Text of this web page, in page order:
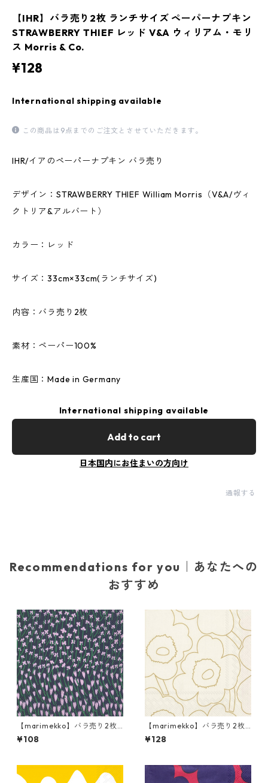
【IHR】バラ売り2枚 ランチサイズ ペーパーナプキン
STRAWBERRY THIEF レッド V&A ウィリアム・モリ
ス Morris & Co.
¥128
International shipping available
この商品は9点までのご注文とさせていただきます。
IHR/イアのペーパーナプキン バラ売り
デザイン：STRAWBERRY THIEF William Morris（V&A/ヴィ
クトリア&アルバート）
カラー：レッド
サイズ：33cm×33cm(ランチサイズ)
内容：バラ売り2枚
素材：ペーパー100%
生産国：Made in Germany
International shipping available
Add to cart
日本国内にお住まいの方向け
通報する
Recommendations for you｜あなたへの
おすすめ
【marimekko】バラ売り2枚
カクテルサイズ ペーパーナプ
キン APILAINEN ライラック
¥108
【marimekko】バラ売り2枚
ランチサイズ ペーパーナプキ
ン PIIRTO UNIKKO ゴールド
¥128